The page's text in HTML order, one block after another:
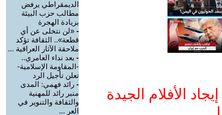
الأفلام الجيدة
الديمقراطي يرفض
مطالب حزب البيئة
بزيادة الهجرة
- «لن نتخلى عن أي
قطعة».. الثقافة تؤكد
ملاحقة الآثار العراقية ...
- بعد نداء العامري..
-المقاومة الإسلامية-
تعلن تأجيل الرد
- رائد فهمي: المدى
منبر رائد للمهنية
والثقافة والتنوير في
العر ...